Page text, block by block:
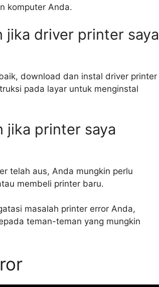
komputer Anda.
jika driver printer saya
download dan instal driver printer
pada layar untuk menginstal
jika printer saya
telah aus, Anda mungkin perlu
membeli printer baru.
masalah printer error Anda,
teman-teman yang mungkin